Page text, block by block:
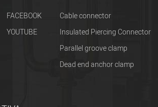
FACEBOOK
YOUTUBE
Cable connector
Insulated Piercing Connector
Parallel groove clamp
Dead end anchor clamp